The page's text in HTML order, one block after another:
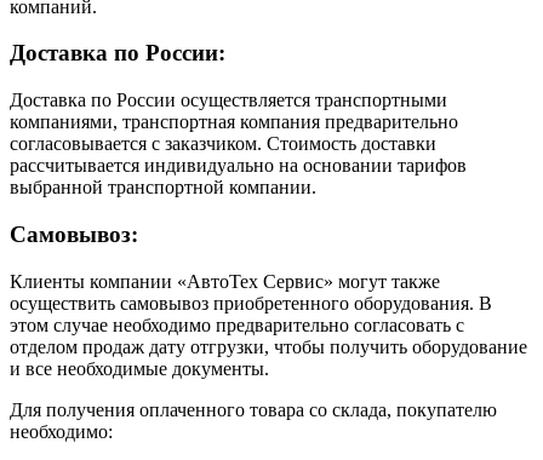
компаний.
Доставка по России:
Доставка по России осуществляется транспортными
компаниями, транспортная компания предварительно
согласовывается с заказчиком. Стоимость доставки
рассчитывается индивидуально на основании тарифов
выбранной транспортной компании.
Самовывоз:
Клиенты компании «АвтоТех Сервис» могут также
осуществить самовывоз приобретенного оборудования. В
этом случае необходимо предварительно согласовать с
отделом продаж дату отгрузки, чтобы получить оборудование
и все необходимые документы.
Для получения оплаченного товара со склада, покупателю
необходимо: